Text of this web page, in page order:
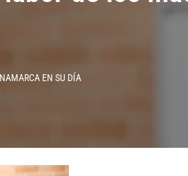
EN SU DÍA